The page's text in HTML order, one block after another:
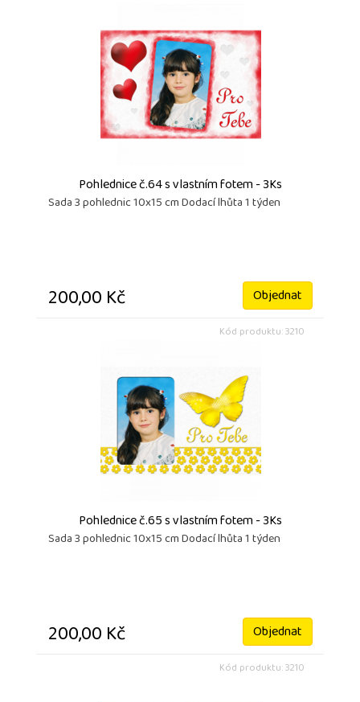
Pohlednice č.64 s vlastním fotem - 3Ks
Sada 3 pohlednic 10x15 cm Dodací lhůta 1 týden
200,00 Kč Objednat
Kód produktu: 3210
Pohlednice č.65 s vlastním fotem - 3Ks
Sada 3 pohlednic 10x15 cm Dodací lhůta 1 týden
200,00 Kč Objednat
Kód produktu: 3210